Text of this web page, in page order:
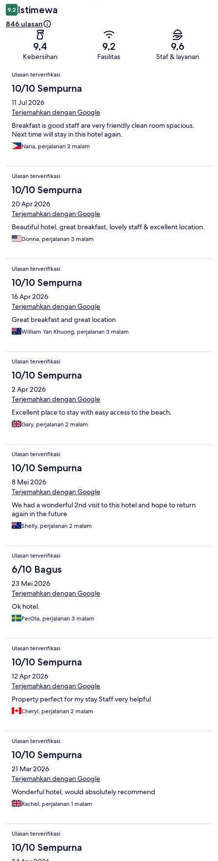
9,2 Istimewa
846 ulasan
9,4
Kebersihan
9,2
Fasilitas
9,6
Staf & layanan
Ulasan
Ulasan terverifikasi
10/10 Sempurna
11 Jul 2026
Terjemahkan dengan Google
Breakfast is good staff are very friendly clean room spacious.
Next time will stay in this hotel again.
Nana, perjalanan 2 malam
Ulasan terverifikasi
10/10 Sempurna
20 Apr 2026
Terjemahkan dengan Google
Beautiful hotel, great breakfast, lovely staff & excellent location.
Donna, perjalanan 3 malam
Ulasan terverifikasi
10/10 Sempurna
16 Apr 2026
Terjemahkan dengan Google
Great breakfast and great location
William Yan Khuong, perjalanan 3 malam
Ulasan terverifikasi
10/10 Sempurna
2 Apr 2026
Terjemahkan dengan Google
Excellent place to stay with easy access to the beach.
Gary, perjalanan 2 malam
Ulasan terverifikasi
10/10 Sempurna
8 Mei 2026
Terjemahkan dengan Google
We had a wonderful 2nd visit to this hotel and hope to return
again in the future
Shelly, perjalanan 2 malam
Ulasan terverifikasi
6/10 Bagus
23 Mei 2026
Terjemahkan dengan Google
Ok hotel.
PerOla, perjalanan 3 malam
Ulasan terverifikasi
10/10 Sempurna
12 Apr 2026
Terjemahkan dengan Google
Property perfect for my stay Staff very helpful
Cheryl, perjalanan 2 malam
Ulasan terverifikasi
10/10 Sempurna
21 Mar 2026
Terjemahkan dengan Google
Wonderful hotel, would absolutely recommend
Rachel, perjalanan 1 malam
Ulasan terverifikasi
10/10 Sempurna